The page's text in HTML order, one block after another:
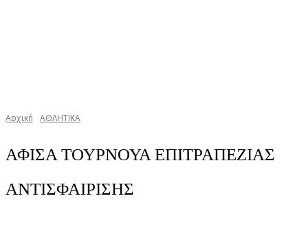
Αρχική ΑΘΛΗΤΙΚΑ
ΑΦΙΣΑ ΤΟΥΡΝΟΥΑ ΕΠΙΤΡΑΠΕΖΙΑΣ
ΑΝΤΙΣΦΑΙΡΙΣΗΣ